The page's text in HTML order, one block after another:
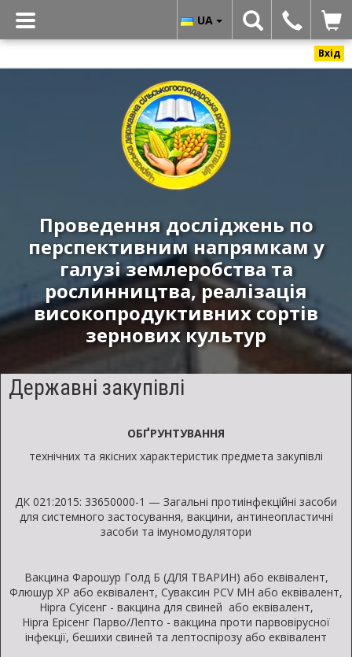
Вхід
сільськогосподарська
НААН»
Реалізація
високоякісних
урожайних
озимої
м'якої
та
озимого
ярого
ячменю,
Проведення досліджень по
перспективним напрямкам у
галузі землеробства та
рослинництва, реалізація
високопродуктивних сортів
зернових культур
UA
Державні закупівлі
ОБҐРУНТУВАННЯ
технічних та якісних характеристик предмета закупівлі
ДК 021:2015: 33650000-1 — Загальні протиінфекційні засоби
для системного застосування, вакцини, антинеопластичні
засоби та імуномодулятори
Вакцина Фарошур Голд Б (ДЛЯ ТВАРИН) або еквівалент,
Флюшур XP або еквівалент, Суваксин PCV MH або еквівалент,
Hipra Суісенг - вакцина для свиней або еквівалент,
Hipra Ерісенг Парво/Лепто - вакцина проти парвовірусної
інфекції, бешихи свиней та лептоспірозу або еквівалент